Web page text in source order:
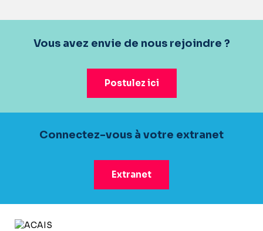
Vous avez envie de nous rejoindre ?
Postulez ici
Connectez-vous à votre extranet
Extranet